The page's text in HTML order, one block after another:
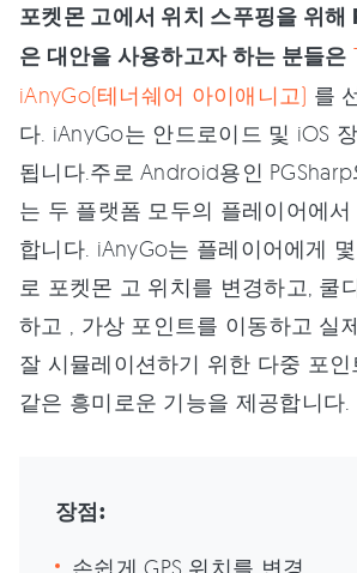
포켓몬 고에서 위치 스푸핑을 위해
은 대안을 사용하고자 하는 분들은
iAnyGo(테너쉐어 아이애니고) 를
다. iAnyGo는 안드로이드 및 iOS
됩니다.주로 Android용인
는 두 플랫폼 모두의 플레이어에
합니다. iAnyGo는 플레이어에게
로 포켓몬 고 위치를 변경하고, 쿨
하고 , 가상 포인트를 이동하고 실
잘 시뮬레이션하기 위한 다중 포
같은 흥미로운 기능을 제공합니다.
장점:
손쉽게 GPS 위치를 변경